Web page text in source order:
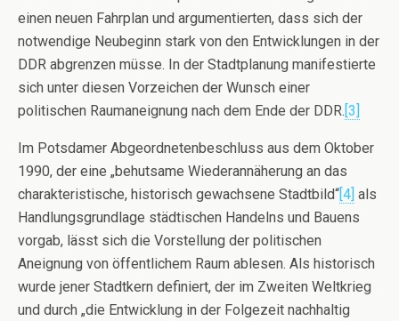
einen neuen Fahrplan und argumentierten, dass sich der
notwendige Neubeginn stark von den Entwicklungen in der
DDR abgrenzen müsse. In der Stadtplanung manifestierte
sich unter diesen Vorzeichen der Wunsch einer
politischen Raumaneignung nach dem Ende der DDR.[3]
Im Potsdamer Abgeordnetenbeschluss aus dem Oktober
1990, der eine „behutsame Wiederannäherung an das
charakteristische, historisch gewachsene Stadtbild“[4] als
Handlungsgrundlage städtischen Handelns und Bauens
vorgab, lässt sich die Vorstellung der politischen
Aneignung von öffentlichem Raum ablesen. Als historisch
wurde jener Stadtkern definiert, der im Zweiten Weltkrieg
und durch „die Entwicklung in der Folgezeit nachhaltig